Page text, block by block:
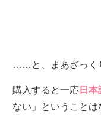
……と、まあざっく
購入すると一応 日
ない」ということは